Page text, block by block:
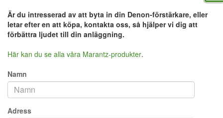
Är du intresserad av att byta in din Denon-förstärkare, eller
letar efter en att köpa, kontakta oss, så hjälper vi dig att
förbättra ljudet till din anläggning.
Här kan du se alla våra Marantz-produkter.
Namn
Adress